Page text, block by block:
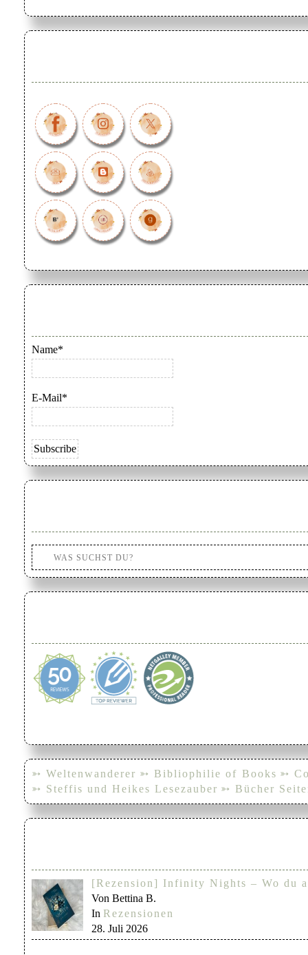
Name*
E-Mail*
➳ Weltenwanderer ➳ Bibliophilie of Books ➳
➳ Steffis und Heikes Lesezauber ➳ Bücher
[Rezension] Infinity Nights – Wo du
Von Bettina B.
In Rezensionen
28. Juli 2026